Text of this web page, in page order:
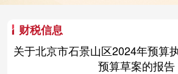
财税信息
关于北京市石景山区2024年预算
预算草案的报告